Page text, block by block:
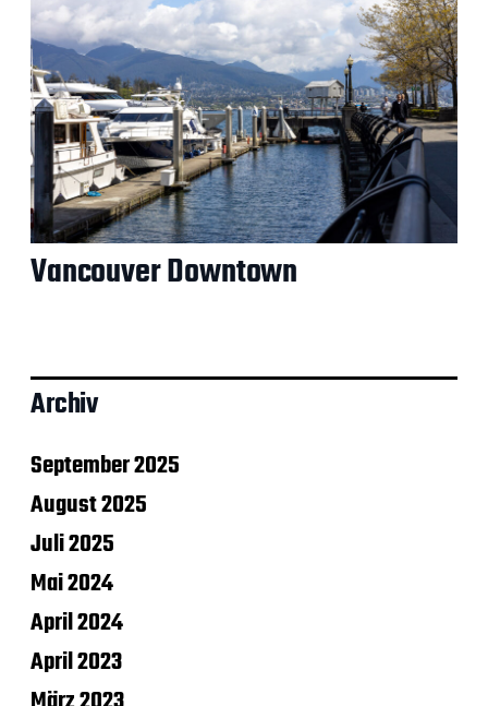
Vancouver Downtown
Archiv
September 2025
August 2025
Juli 2025
Mai 2024
April 2024
April 2023